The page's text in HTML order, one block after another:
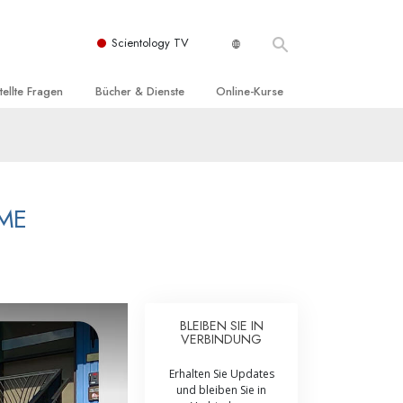
Scientology TV
Fragen
der Scientology
Bücher & Dienste Online-Kurse
Integrität und Ehrlichkeit
Ehe
BLEIBEN SIE IN
VERBINDUNG
Erhalten Sie Updates
und bleiben Sie in